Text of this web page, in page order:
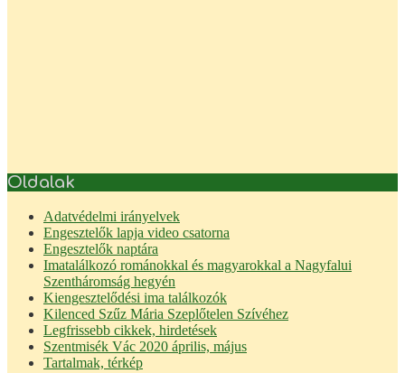
Oldalak
Adatvédelmi irányelvek
Engesztelők lapja video csatorna
Engesztelők naptára
Imatalálkozó románokkal és magyarokkal a Nagyfalui
Szentháromság hegyén
Kiengesztelődési ima találkozók
Kilenced Szűz Mária Szeplőtelen Szívéhez
Legfrissebb cikkek, hirdetések
Szentmisék Vác 2020 április, május
Tartalmak, térkép